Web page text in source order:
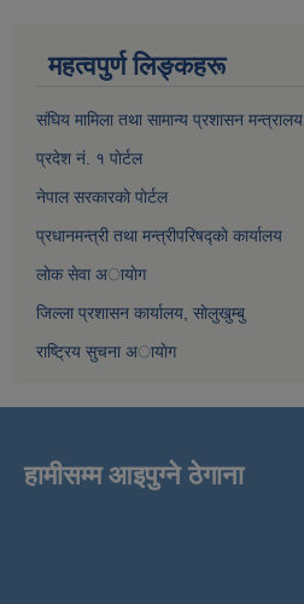
महत्वपुर्ण लिङ्कहरू
संघिय मामिला तथा सामान्य प्रशासन मन्त्रालय
प्रदेश नं. १ पाेर्टल
नेपाल सरकारकाे पाेर्टल
प्रधानमन्त्री तथा मन्त्रीपरिषद्काे कार्यालय
लाेक सेवा अायाेग
जिल्ला प्रशासन कार्यालय, साेलुखुम्बु
राष्ट्रिय सुचना अायाेग
हामीसम्म आइपुग्ने ठेगाना